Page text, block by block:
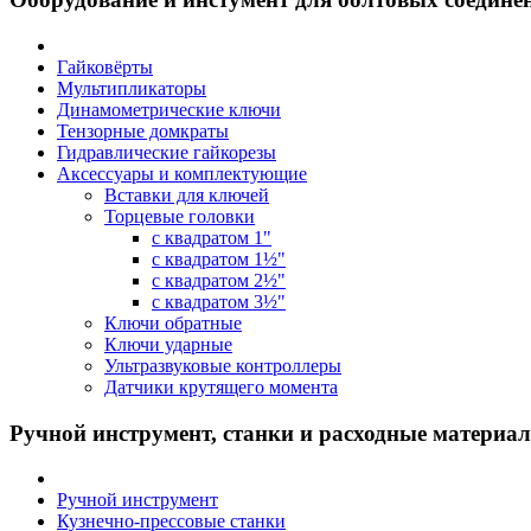
Гайковёрты
Мультипликаторы
Динамометрические ключи
Тензорные домкраты
Гидравлические гайкорезы
Аксессуары и комплектующие
Вставки для ключей
Торцевые головки
с квадратом 1"
с квадратом 1½"
с квадратом 2½"
с квадратом 3½"
Ключи обратные
Ключи ударные
Ультразвуковые контроллеры
Датчики крутящего момента
Ручной инструмент, станки и расходные
Ручной инструмент
Кузнечно-прессовые станки